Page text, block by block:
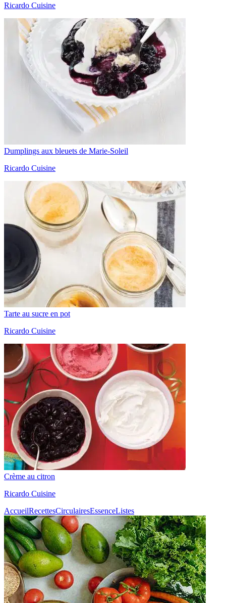
Ricardo Cuisine
Dumplings aux bleuets de Marie-Soleil
Ricardo Cuisine
Tarte au sucre en pot
Ricardo Cuisine
Crème au citron
Ricardo Cuisine
AccueilRecettesCirculairesEssenceListes